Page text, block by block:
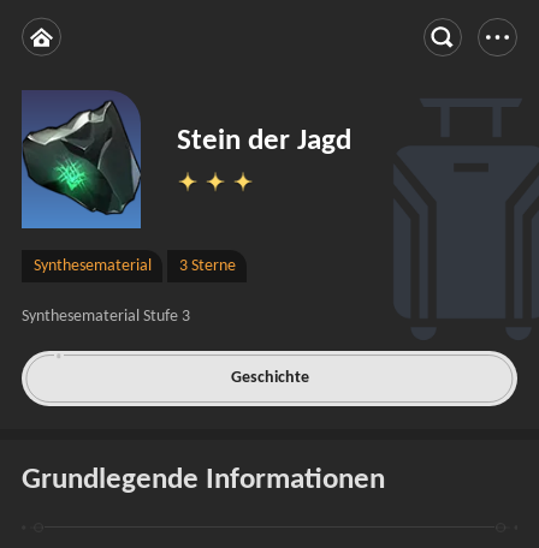
Stein der Jagd
Synthesematerial 3 Sterne
Synthesematerial Stufe 3
Geschichte
Grundlegende Informationen